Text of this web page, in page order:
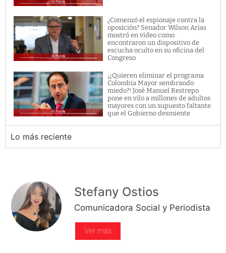
¿Comenzó el espionaje contra la
oposición? Senador Wilson Arias
mostró en video como
encontraron un dispositivo de
escucha oculto en su oficina del
Congreso
¡¿Quieren eliminar el programa
Colombia Mayor sembrando
miedo?! José Manuel Restrepo
pone en vilo a millones de adultos
mayores con un supuesto faltante
que el Gobierno desmiente
Lo más reciente
Stefany Ostios
Comunicadora Social y Periodista
Ver más